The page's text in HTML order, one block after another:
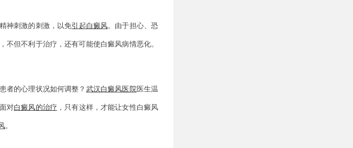
神刺激的刺激，以免引起白癜风。由于担心、恐
不但不利于治疗，还有可能使白癜风病情恶化。
的心理状况如何调整？ 武汉白癜风医院医生温
对白癜风的治疗 ，只有这样，才能让女性白癜风
。